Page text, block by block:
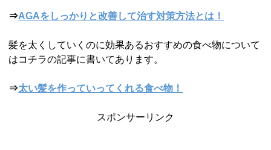
⇒AGAをしっかりと改善して治す対策方法とは！
髪を太くしていくのに効果あるおすすめの食べ物について
はコチラの記事に書いてあります。
⇒太い髪を作っていってくれる食べ物！
スポンサーリンク